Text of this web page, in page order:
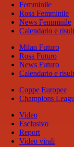
Femminile
Rosa Femminile
News Femminile
Calendario e
Milan Futuro
Rosa Futuro
News Futuro
Calendario e
Coppe Europee
Champions
Video
Esclusivo
Report
Video virali